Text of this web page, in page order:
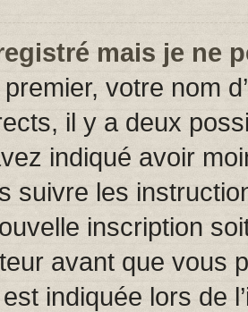
mais je ne
votre nom
il y a deux
indiqué avoir
suivre les
inscription
avant que vous
indiquée lors de